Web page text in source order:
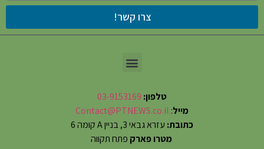
צרו קשר!
טלפון: 03-9153169
מייל:
Contact@PTNEWS.co.il
כתובת: עזרא גבאי 3, בניין A קומה 6
מטרו פארק פתח תקווה